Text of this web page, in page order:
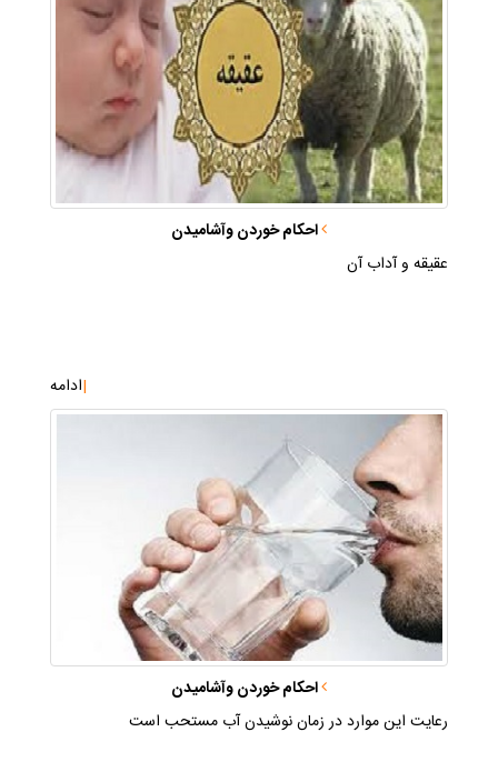
احكام خوردن وآشاميدن
عقيقه و آداب آن
|ادامه
احكام خوردن وآشاميدن
رعايت اين موارد در زمان نوشيدن آب مستحب است